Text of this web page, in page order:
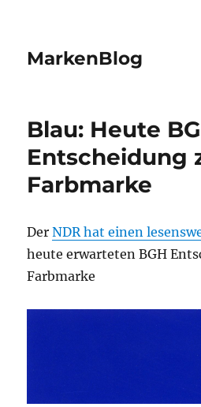
MarkenBlog
Blau: Heute
Entscheidung
Farbmarke
DerNDR hat einen
heute erwarteten BGH
Farbmarke